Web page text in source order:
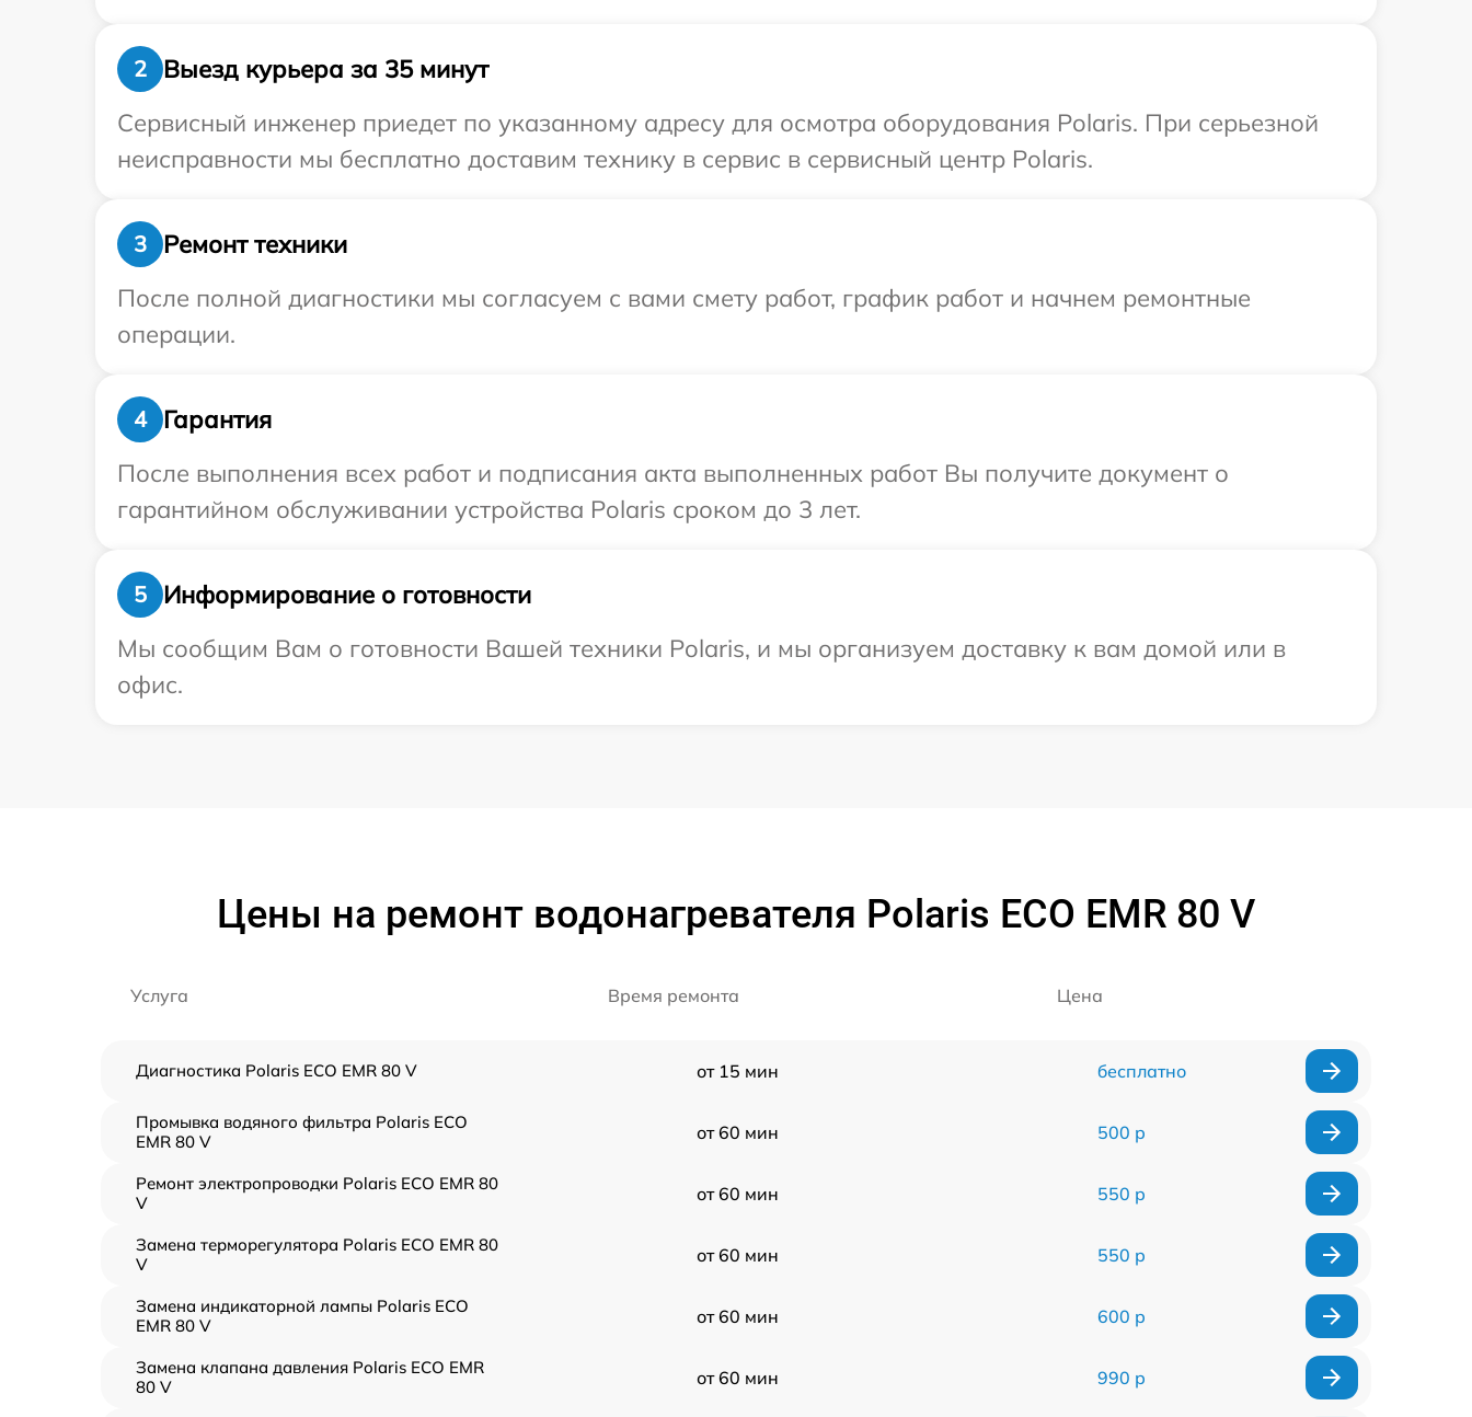
2
Выезд курьера за 35 минут
Сервисный инженер приедет по указанному адресу для осмотра оборудования Polaris. При серьезной
неисправности мы бесплатно доставим технику в сервис в сервисный центр Polaris.
3
Ремонт техники
После полной диагностики мы согласуем с вами смету работ, график работ и начнем ремонтные
операции.
4
Гарантия
После выполнения всех работ и подписания акта выполненных работ Вы получите документ о
гарантийном обслуживании устройства Polaris сроком до 3 лет.
5
Информирование о готовности
Мы сообщим Вам о готовности Вашей техники Polaris, и мы организуем доставку к вам домой или в
офис.
Цены на ремонт водонагревателя Polaris ECO EMR 80 V
Услуга Время ремонта Цена
Диагностика Polaris ECO EMR 80 V от 15 мин бесплатно
Промывка водяного фильтра Polaris ECO
EMR 80 V
от 60 мин 500 р
Ремонт электропроводки Polaris ECO EMR 80
V
от 60 мин 550 р
Замена терморегулятора Polaris ECO EMR 80
V
от 60 мин 550 р
Замена индикаторной лампы Polaris ECO
EMR 80 V
от 60 мин 600 р
Замена клапана давления Polaris ECO EMR
80 V
от 60 мин 990 р